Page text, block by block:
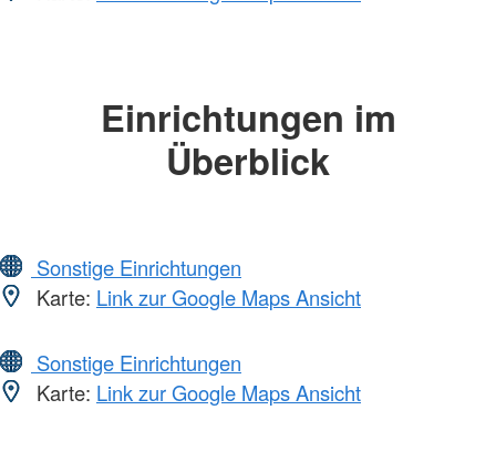
Einrichtungen im
Überblick
Sonstige Einrichtungen
Karte: Link zur Google Maps Ansicht
Sonstige Einrichtungen
Karte: Link zur Google Maps Ansicht